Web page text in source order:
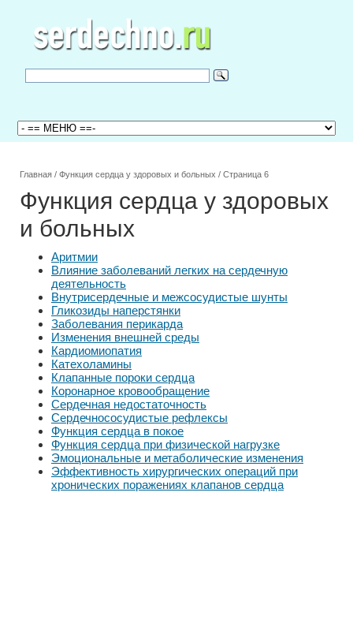
Главная / Функция сердца у здоровых и больных / Страница 6
Функция сердца у здоровых
и больных
Аритмии
Влияние заболеваний легких на сердечную
деятельность
Внутрисердечные и межсосудистые шунты
Гликозиды наперстянки
Заболевания перикарда
Изменения внешней среды
Кардиомиопатия
Катехоламины
Клапанные пороки сердца
Коронарное кровообращение
Сердечная недостаточность
Сердечнососудистые рефлексы
Функция сердца в покое
Функция сердца при физической нагрузке
Эмоциональные и метаболические изменения
Эффективность хирургических операций при
хронических поражениях клапанов сердца